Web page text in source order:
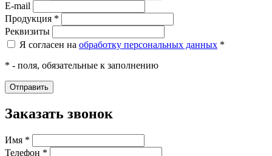
E-mail
Продукция *
Реквизиты
Я согласен на обработку персональных данных *
* - поля, обязательные к заполнению
Заказать звонок
Имя *
Телефон *